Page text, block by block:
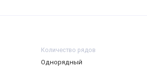
Количество рядов
Однорядный